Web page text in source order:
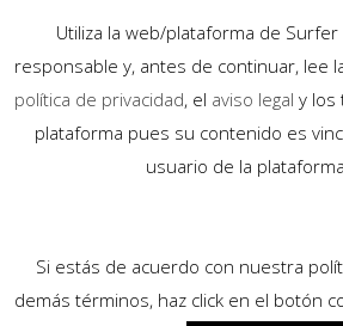
01
Utiliza la web/plataforma de
responsable y, antes de continuar, lee
política de privacidad, el aviso legal y los
plataforma pues su contenido es
usuario de la
Si estás de acuerdo con nuestra
demás términos, haz click en el botón